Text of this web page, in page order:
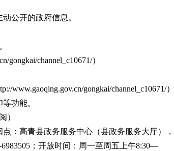
公开的政府信息。
channel_c10671/）
gongkai/channel_c10671/）
功能。
）
：高青县政务服务中心（县政务服务大厅），
；开放时间：周一至周五上午8:30—